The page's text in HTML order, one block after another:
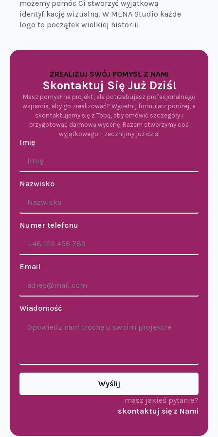
możemy pomóc Ci stworzyć wyjątkową
identyfikację wizualną. W MENA Studio każde
logo to początek wielkiej historii!
ZREALIZUJ SWÓJ POMYSŁ Z NAMI
Skontaktuj Się Już Dziś!
Masz pomysł na projekt, ale potrzebujesz profesjonalnego
wsparcia, aby go zrealizować? Wypełnij formularz poniżej, a
skontaktujemy się z Tobą, aby omówić szczegóły i
przygotować darmową wycenę. Razem stworzymy coś
wyjątkowego – zacznijmy już dziś!
Imię *
Nazwisko
Numer telefonu
Email *
Wiadomość *
Wyślij
masz jakieś pytanie?
skontaktuj się z Nami